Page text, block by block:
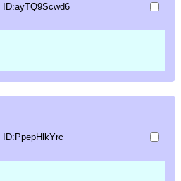
ID:ayTQ9Scwd6
ID:PpepHlkYrc